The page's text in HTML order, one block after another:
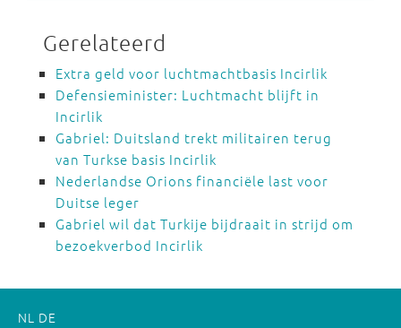
Gerelateerd
Extra geld voor luchtmachtbasis Incirlik
Defensieminister: Luchtmacht blijft in
Incirlik
Gabriel: Duitsland trekt militairen terug
van Turkse basis Incirlik
Nederlandse Orions financiële last voor
Duitse leger
Gabriel wil dat Turkije bijdraait in strijd om
bezoekverbod Incirlik
NL DE